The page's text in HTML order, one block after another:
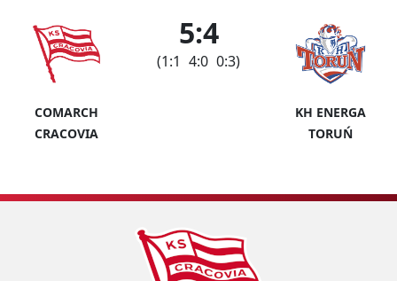
COMARCH
CRACOVIA
5:4
(1:1 4:0 0:3)
KH ENERGA
TORUŃ